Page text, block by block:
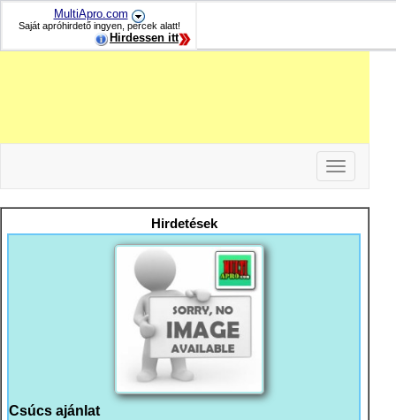
MultiApro.com
Saját apróhirdető ingyen, percek alatt!
Hirdessen itt
Toggle
navigation
-
-
Hirdetések
Csúcs ajánlat